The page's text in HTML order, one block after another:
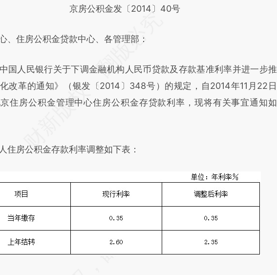
京房公积金发〔2014〕40号
住房公积金贷款中心、各管理部：
人民银行关于下调金融机构人民币贷款及存款基准利率并进一步推
改革的通知》（银发〔2014〕348号）的规定，自2014年11月22日
住房公积金管理中心住房公积金存贷款利率，现将有关事宜通知如
房公积金存款利率调整如下表：